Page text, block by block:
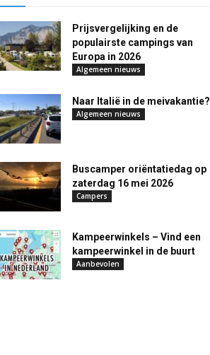
Prijsvergelijking en de
populairste campings van
Europa in 2026
Algemeen nieuws
Naar Italië in de meivakantie?
Algemeen nieuws
Buscamper oriëntatiedag op
zaterdag 16 mei 2026
Campers
Kampeerwinkels – Vind een
kampeerwinkel in de buurt
Aanbevolen